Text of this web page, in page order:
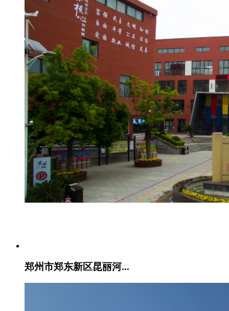
郑州市郑东新区昆丽河...